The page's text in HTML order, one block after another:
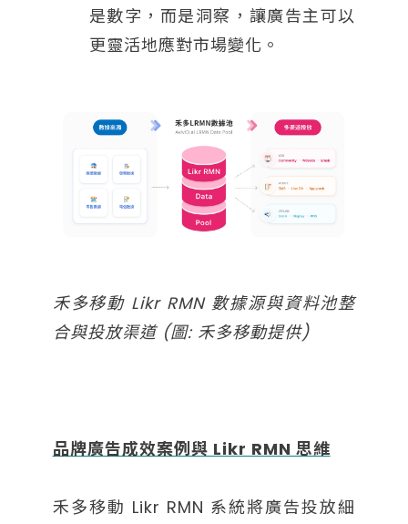
是數字，而是洞察，讓廣告主可以
更靈活地應對市場變化。
禾多移動 Likr RMN 數據源與資料池整
合與投放渠道 (圖: 禾多移動提供)
品牌廣告成效案例與 Likr RMN 思維
禾多移動 Likr RMN 系統將廣告投放細